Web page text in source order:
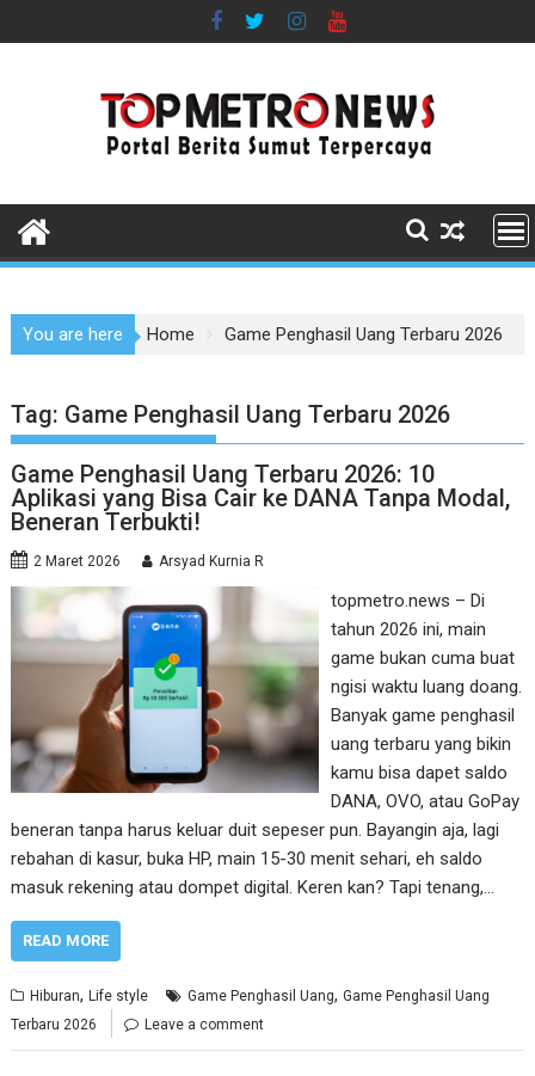
to
You are here Home Game Penghasil Uang Terbaru 2026
Tag: Game Penghasil Uang Terbaru 2026
Game Penghasil Uang Terbaru 2026: 10
Aplikasi yang Bisa Cair ke DANA Tanpa Modal,
Beneran Terbukti!
2 Maret 2026 Arsyad Kurnia R
topmetro.news – Di
tahun 2026 ini, main
game bukan cuma buat
ngisi waktu luang doang.
Banyak game penghasil
uang terbaru yang bikin
kamu bisa dapet saldo
DANA, OVO, atau GoPay
beneran tanpa harus keluar duit sepeser pun. Bayangin aja, lagi
rebahan di kasur, buka HP, main 15-30 menit sehari, eh saldo
masuk rekening atau dompet digital. Keren kan? Tapi tenang,…
READ MORE
Hiburan,Life style Game Penghasil Uang,Game Penghasil Uang
Terbaru 2026
Leave a comment